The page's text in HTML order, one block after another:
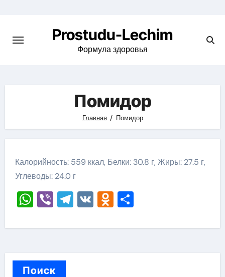
содержимому
Prostudu-Lechim
Формула здоровья
Помидор
Главная Помидор
Калорийность: 559 ккал, Белки: 30.8 г, Жиры: 27.5 г,
Углеводы: 24.0 г
WhatsApp
ViberTelegram
VKOdnoklassniki
Отправить
Поиск